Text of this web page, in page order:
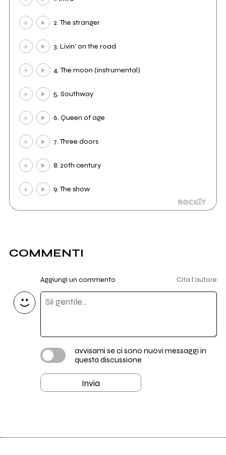
2. The stranger
3. Livin' on the road
4. The moon (instrumental)
5. Southway
6. Queen of age
7. Three doors
8. 20th century
9. The show
COMMENTI
Aggiungi un commento Cita l'autore
avvisami se ci sono nuovi messaggi in
questa discussione
Invia